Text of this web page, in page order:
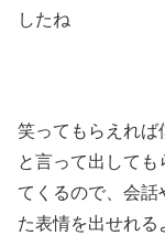
したね
笑ってもらえれば
と言って出して
てくるので、会話
た表情を出せれる